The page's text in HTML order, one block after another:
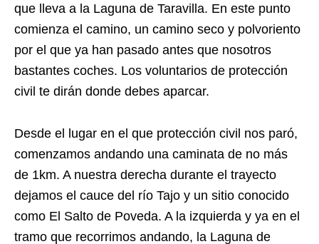
que lleva a la Laguna de Taravilla. En este punto
comienza el camino, un camino seco y polvoriento
por el que ya han pasado antes que nosotros
bastantes coches. Los voluntarios de protección
civil te dirán donde debes aparcar.
Desde el lugar en el que protección civil nos paró,
comenzamos andando una caminata de no más
de 1km. A nuestra derecha durante el trayecto
dejamos el cauce del río Tajo y un sitio conocido
como El Salto de Poveda. A la izquierda y ya en el
tramo que recorrimos andando, la Laguna de